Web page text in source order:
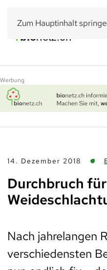
Zum Hauptinhalt
Werbung
14. Dezember 2018
Durchbruch
Nach jahrelangen
verschiedensten